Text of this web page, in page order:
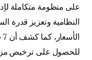
على منظومة متكاملة
النظامية وتعزيز قدرة
للحصول على ترخيص